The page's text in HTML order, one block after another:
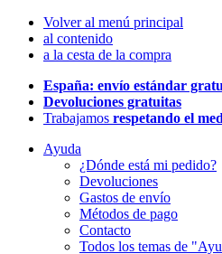
Volver al menú principal
al contenido
a la cesta de la compra
España: envío estándar
Devoluciones gratuitas
Trabajamos respetando el
Ayuda
¿Dónde está mi pedido?
Devoluciones
Gastos de envío
Métodos de pago
Contacto
Todos los temas de